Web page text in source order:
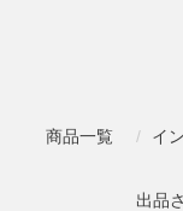
商品一覧 イ
出品